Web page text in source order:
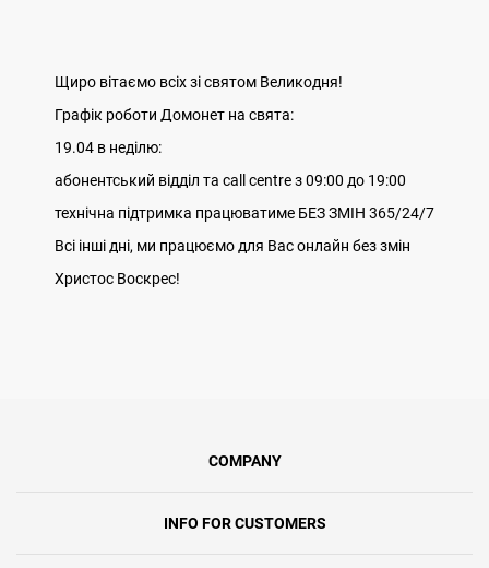
Щиро вітаємо всіх зі святом Великодня!
Графік роботи Домонет на свята:
19.04 в неділю:
абонентський відділ та call centre з 09:00 до 19:00
технічна підтримка працюватиме БЕЗ ЗМІН 365/24/7
Всі інші дні, ми працюємо для Вас онлайн без змін
Христос Воскрес!
COMPANY
INFO FOR CUSTOMERS